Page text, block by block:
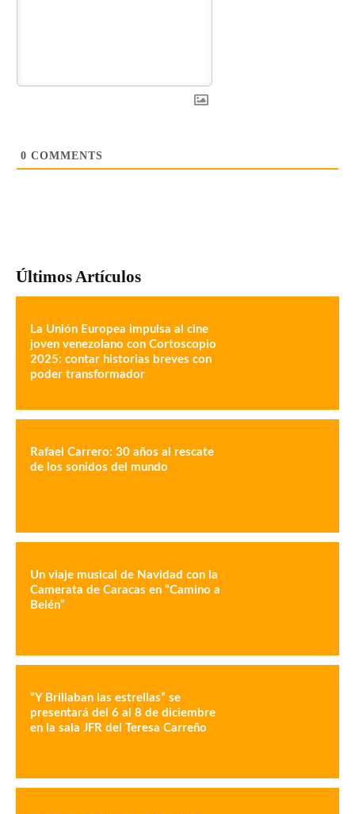
0 COMMENTS
Últimos Artículos
La Unión Europea impulsa al cine
joven venezolano con Cortoscopio
2025: contar historias breves con
poder transformador
Rafael Carrero: 30 años al rescate
de los sonidos del mundo
Un viaje musical de Navidad con la
Camerata de Caracas en “Camino a
Belén”
“Y Brillaban las estrellas” se
presentará del 6 al 8 de diciembre
en la sala JFR del Teresa Carreño